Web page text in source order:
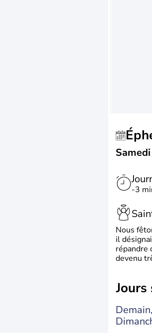
-3
Nous
il
répandre
devenu
Demain,